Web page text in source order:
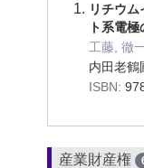
リチウ
ト系電
工藤, 徹
内田老
ISBN:
産業財産権